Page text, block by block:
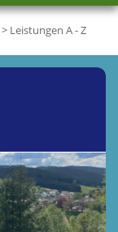
> Leistungen A - Z